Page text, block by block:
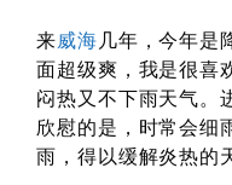
来威海 几年，今年是
面超级爽，我是很喜
闷热又不下雨天气。
欣慰的是，时常会细
雨，得以缓解炎热的